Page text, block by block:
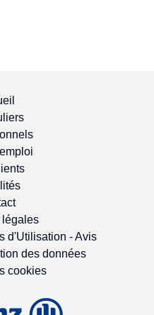
légales
d'Utilisation - Avis
des données
cookies